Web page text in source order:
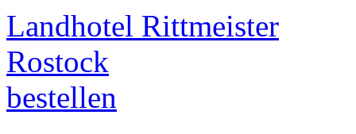
Landhotel Rittmeister
Rostock
bestellen